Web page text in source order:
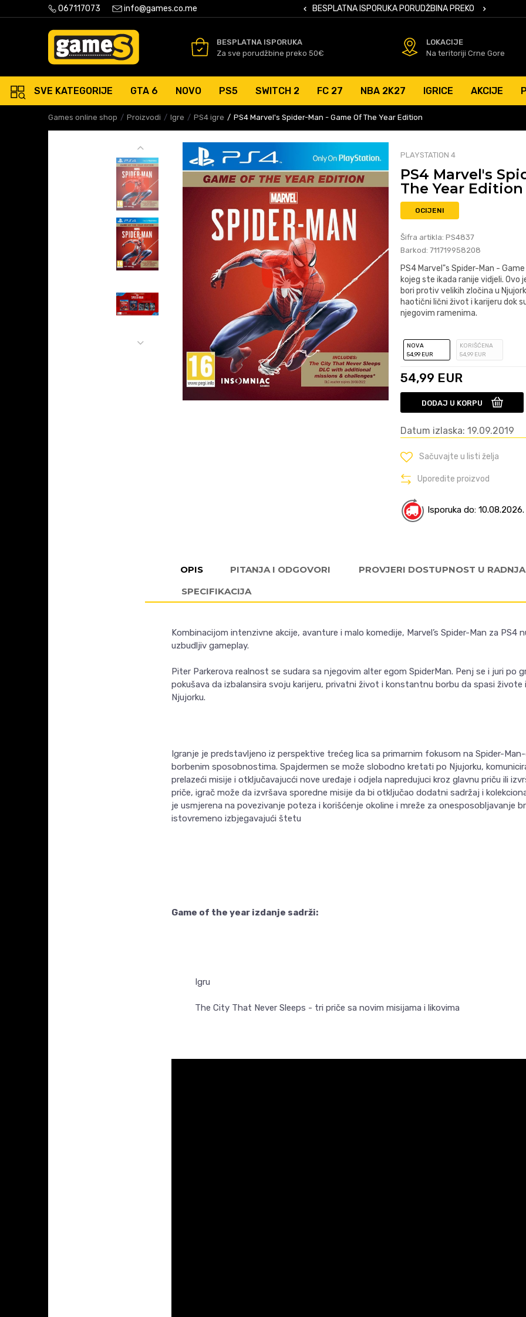
067117073 info@games.co.me
ISPORUKA PORUDŽBINA PREKO 50 EURSIGURNO PLAĆANJE PLATNIM KARTICAMA BESPLATNA ISPORUKA PORUDŽBINA PREKO 50 EURSIGURNO
BESPLATNA ISPORUKA
Za sve porudžbine preko 50€
LOKACIJE
Na teritoriji Crne Gore
SVE KATEGORIJE GTA 6 NOVO PS5 SWITCH 2 FC 27 NBA 2K27 IGRICE AKCIJE
Games online shop Proizvodi Igre PS4 igre PS4 Marvel's Spider-Man - Game Of The Year Edition
PLAYSTATION 4
PS4 Marvel's
The Year Edition
OCIJENI
Šifra artikla: PS4837
Barkod: 711719958208
PS4 Marvel"s Spider-Man -
kojeg ste ikada ranije vidjeli.
bori protiv velikih zločina u
haotični lični život i karijeru dok
njegovim ramenima.
NOVA
54,99 EUR
KORIŠĆENA
54,99 EUR
54,99 EUR
DODAJ U KORPU
Datum izlaska: 19.09.2019
Sačuvajte u listi želja
Uporedite proizvod
Isporuka do: 10.08.2026.
OPIS PITANJA I ODGOVORI
PROVJERI DOSTUPNOST U
SPECIFIKACIJA
Kombinacijom intenzivne akcije, avanture i malo komedije, Marvel’s Spider-Man za PS4
uzbudljiv gameplay.
Piter Parkerova realnost se sudara sa njegovim alter egom SpiderMan. Penj se i juri po
pokušava da izbalansira svoju karijeru, privatni život i konstantnu borbu da spasi živote
Njujorku.
Igranje je predstavljeno iz perspektive trećeg lica sa primarnim fokusom na Spider-
borbenim sposobnostima. Spajdermen se može slobodno kretati po Njujorku,
prelazeći misije i otključavajucći nove uređaje i odjela napredujuci kroz glavnu priču ili
priče, igrač može da izvršava sporedne misije da bi otključao dodatni sadržaj i
je usmjerena na povezivanje poteza i korišćenje okoline i mreže za onesposobljavanje
istovremeno izbjegavajući štetu
Game of the year izdanje sadrži:
Igru
The City That Never Sleeps - tri priče sa novim misijama i likovima